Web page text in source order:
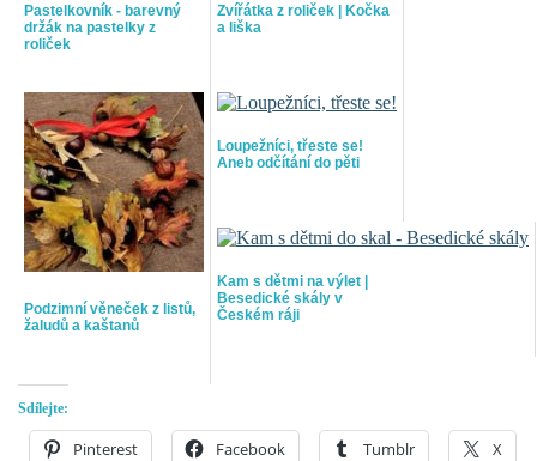
Pastelkovník - barevný
držák na pastelky z
roliček
Zvířátka z roliček | Kočka
a liška
Podzimní věneček z listů,
žaludů a kaštanů
Loupežníci, třeste se!
Aneb odčítání do pěti
Kam s dětmi na výlet |
Besedické skály v
Českém ráji
Sdílejte:
Pinterest Facebook Tumblr X